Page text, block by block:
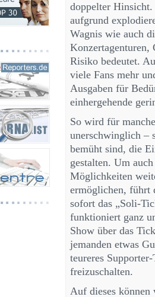
doppelter
aufgrund
Wagnis wie auch
Konzertagenturen,
Risiko bedeutet.
viele Fans mehr
Ausgaben für
einhergehende
So wird für
unerschwinglich –
bemüht sind, die
gestalten. Um
Möglichkeiten
ermöglichen, führt
sofort das „Soli-
funktioniert ganz
Show über das
jemanden etwas
teureres
freizuschalten.
Auf dieses können